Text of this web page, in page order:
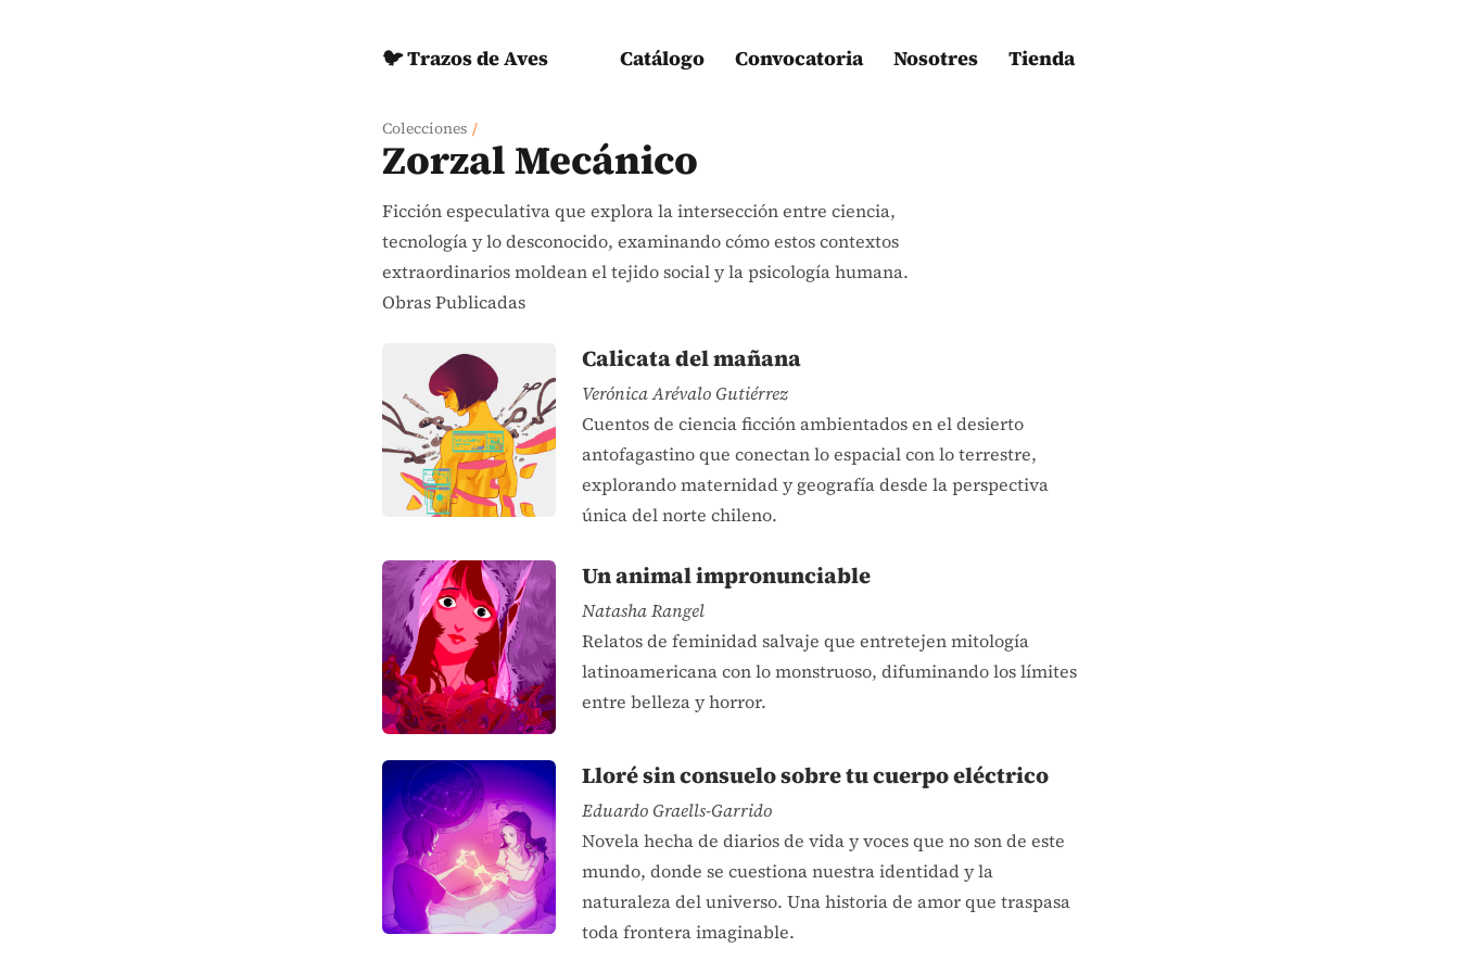
🐦 Trazos de Aves Catálogo Convocatoria Nosotres Tienda
Colecciones /
Zorzal Mecánico
Ficción especulativa que explora la intersección entre ciencia,
tecnología y lo desconocido, examinando cómo estos contextos
extraordinarios moldean el tejido social y la psicología humana.
Obras Publicadas
Calicata del mañana
Verónica Arévalo Gutiérrez
Cuentos de ciencia ficción ambientados en el desierto
antofagastino que conectan lo espacial con lo terrestre,
explorando maternidad y geografía desde la perspectiva
única del norte chileno.
Un animal impronunciable
Natasha Rangel
Relatos de feminidad salvaje que entretejen mitología
latinoamericana con lo monstruoso, difuminando los límites
entre belleza y horror.
Lloré sin consuelo sobre tu cuerpo eléctrico
Eduardo Graells-Garrido
Novela hecha de diarios de vida y voces que no son de este
mundo, donde se cuestiona nuestra identidad y la
naturaleza del universo. Una historia de amor que traspasa
toda frontera imaginable.